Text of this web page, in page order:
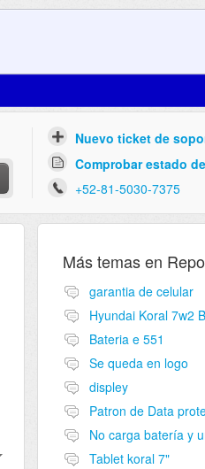
Nuevo ticket de
Comprobar estado
+52-81-5030-7375
Más temas en
garantia de celular
Hyundai Koral 7w2
Bateria e 551
Se queda en logo
displey
Patron de Data
Tablet koral 7"